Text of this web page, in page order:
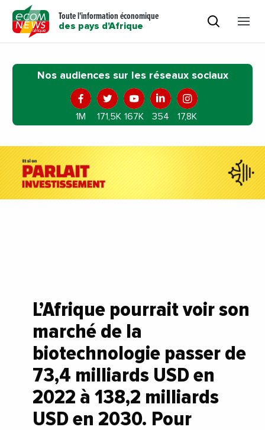
Toute l'information économique
des pays d'Afrique
Nos audiences sur les réseaux sociaux
1M 171,5K 167K 354 17,8K
L’Afrique pourrait voir son
marché de la
biotechnologie passer de
73,4 milliards USD en
2022 à 138,2 milliards
USD en 2030. Pour